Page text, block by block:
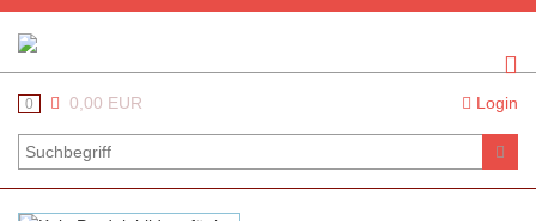
0 0,00 EUR Login